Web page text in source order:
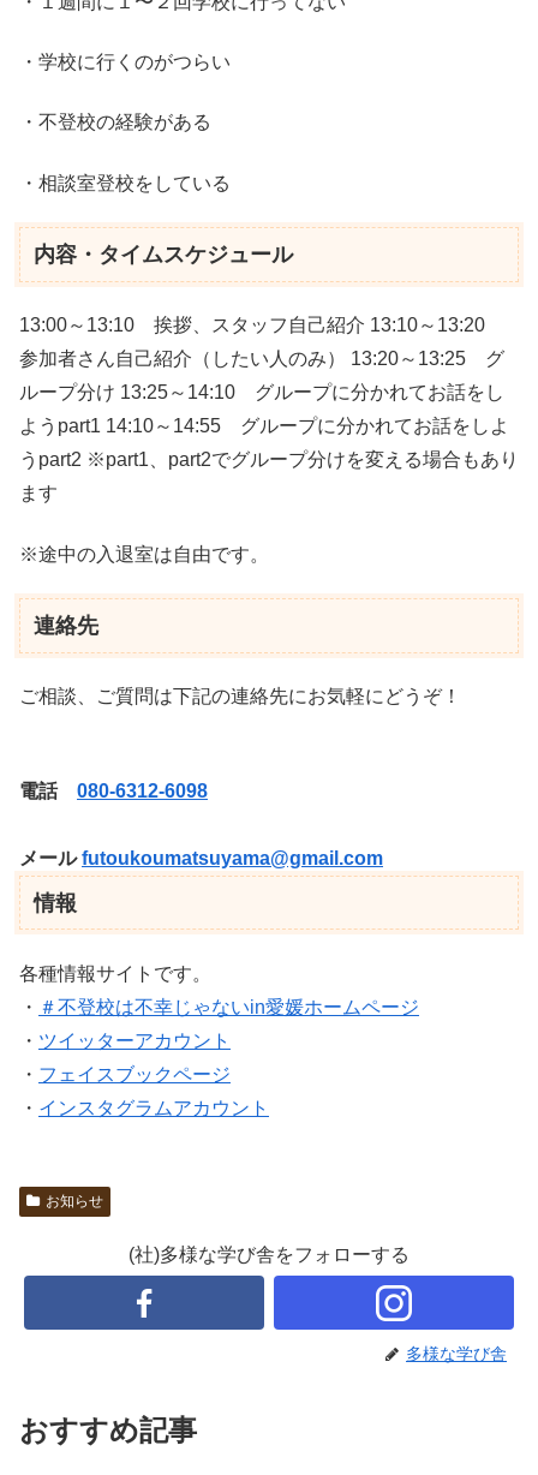
・学校に行くのがつらい
・不登校の経験がある
・相談室登校をしている
内容・タイムスケジュール
13:00～13:10 挨拶、スタッフ自己紹介 13:10～13:20
参加者さん自己紹介（したい人のみ） 13:20～13:25 グ
ループ分け 13:25～14:10 グループに分かれてお話をし
ようpart1 14:10～14:55 グループに分かれてお話をしよ
うpart2 ※part1、part2でグループ分けを変える場合もあり
ます
※途中の入退室は自由です。
連絡先
ご相談、ご質問は下記の連絡先にお気軽にどうぞ！
電話 080-6312-6098
メールfutoukoumatsuyama@gmail.com
情報
各種情報サイトです。
・ ＃不登校は不幸じゃないin愛媛ホームページ
・ ツイッターアカウント
・ フェイスブックページ
・ インスタグラムアカウント
お知らせ
(社)多様な学び舎をフォローする
多様な学び舎
おすすめ記事